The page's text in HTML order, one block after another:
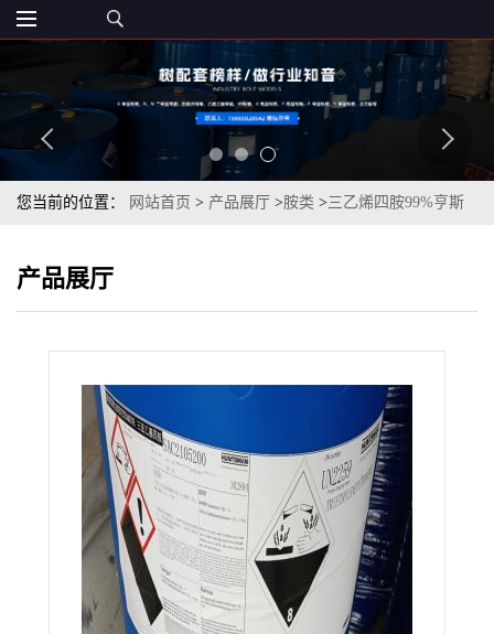
您当前的位置： 网站首页 > 产品展厅 >胺类 >三乙烯四胺99%亨斯
产品展厅